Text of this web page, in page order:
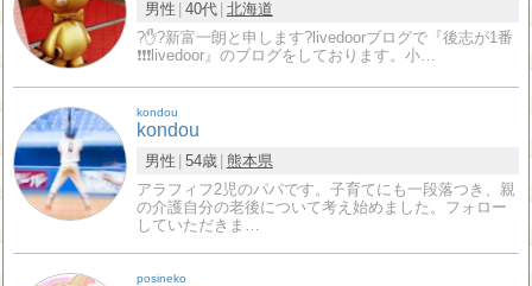
男性 40代 北海道
?✋?新富一朗と申します?livedoorブログで『後志が1番
❗❗❗livedoor』のブログをしております。小…
kondou
kondou
男性 54歳
熊本県
アラフィフ2児のパパです。子育てにも一段落つき、親
の介護自分の老後について考え始めました。フォロー
していただきま…
posineko